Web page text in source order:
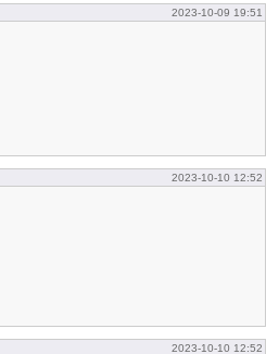
2023-10-09 19:51
2023-10-10 12:52
2023-10-10 12:52